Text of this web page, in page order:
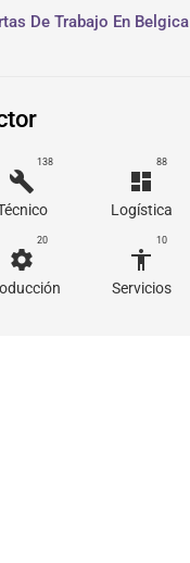
De Trabajo En Belgica
138
build
88
dashboard
Logística
20
settings
10
accessibility
Servicios